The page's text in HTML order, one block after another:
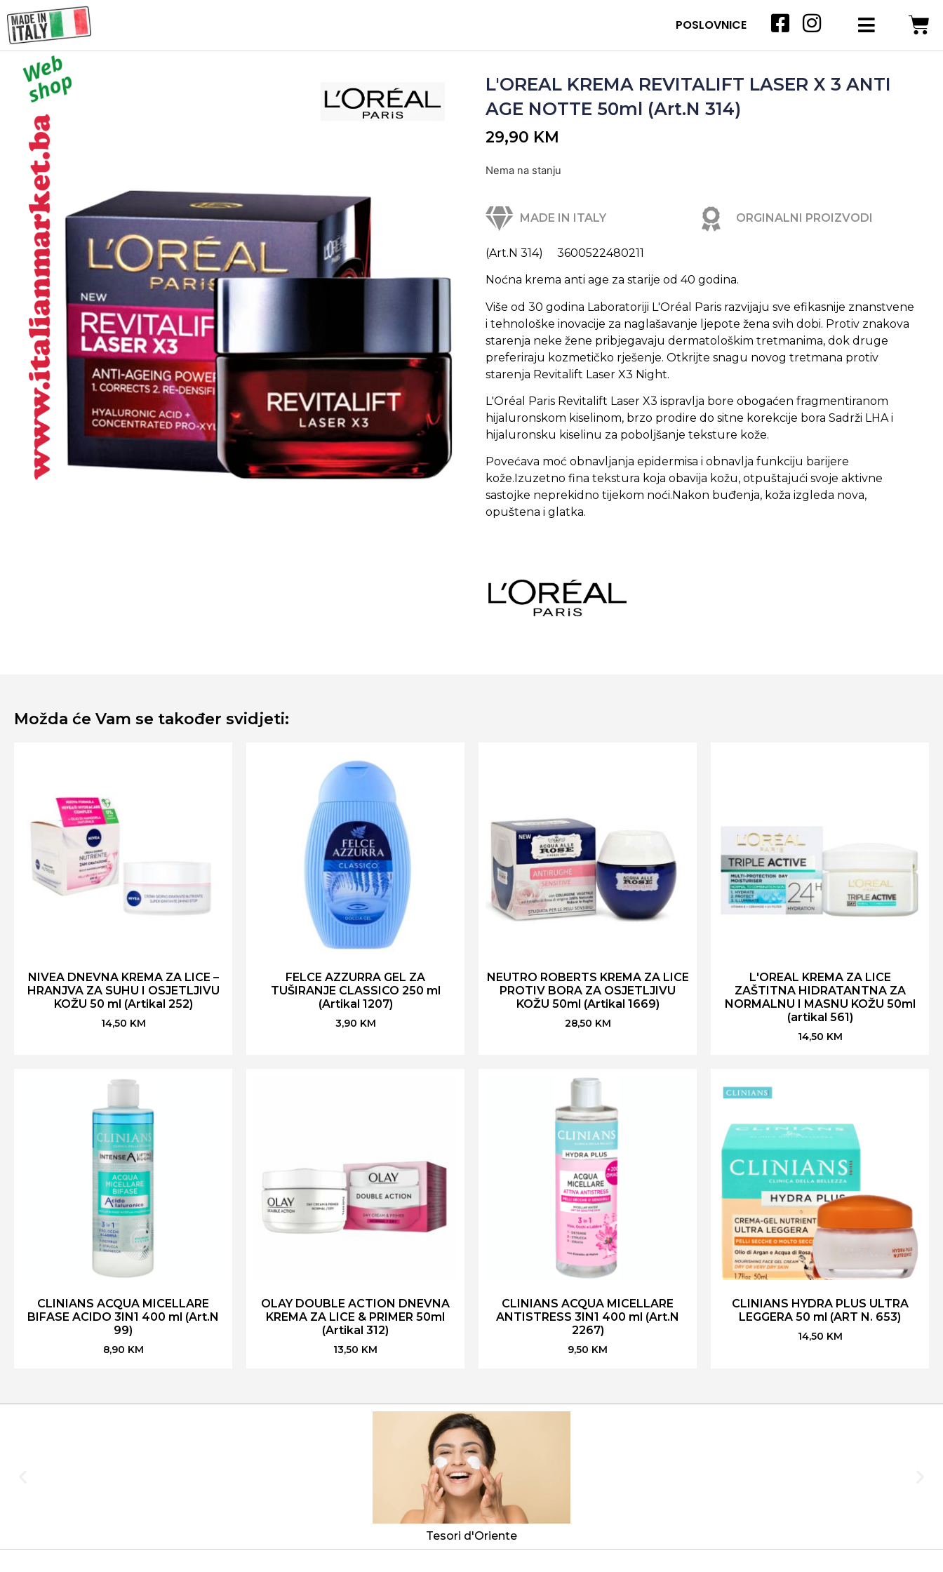
POSLOVNICE
L'OREAL KREMA REVITALIFT LASER X 3 ANTI
AGE NOTTE 50ml (Art.N 314)
29,90 KM
Nema na stanju
MADE IN ITALY ORGINALNI PROIZVODI
(Art.N 314) 3600522480211
Noćna krema anti age za starije od 40 godina.
Više od 30 godina Laboratoriji L'Oréal Paris razvijaju sve efikasnije znanstvene
i tehnološke inovacije za naglašavanje ljepote žena svih dobi. Protiv znakova
starenja neke žene pribjegavaju dermatološkim tretmanima, dok druge
preferiraju kozmetičko rješenje. Otkrijte snagu novog tretmana protiv
starenja Revitalift Laser X3 Night.
L'Oréal Paris Revitalift Laser X3 ispravlja bore obogaćen fragmentiranom
hijaluronskom kiselinom, brzo prodire do sitne korekcije bora Sadrži LHA i
hijaluronsku kiselinu za poboljšanje teksture kože.
Povećava moć obnavljanja epidermisa i obnavlja funkciju barijere
kože.Izuzetno fina tekstura koja obavija kožu, otpuštajući svoje aktivne
sastojke neprekidno tijekom noći.Nakon buđenja, koža izgleda nova,
opuštena i glatka.
Možda će Vam se također svidjeti:
NIVEA DNEVNA KREMA ZA LICE –
HRANJVA ZA SUHU I OSJETLJIVU
KOŽU 50 ml (Artikal 252)
14,50 KM
FELCE AZZURRA GEL ZA
TUŠIRANJE CLASSICO 250 ml
(Artikal 1207)
3,90 KM
NEUTRO ROBERTS KREMA ZA LICE
PROTIV BORA ZA OSJETLJIVU
KOŽU 50ml (Artikal 1669)
28,50 KM
L'OREAL KREMA ZA LICE
ZAŠTITNA HIDRATANTNA ZA
NORMALNU I MASNU KOŽU 50ml
(artikal 561)
14,50 KM
CLINIANS ACQUA MICELLARE
BIFASE ACIDO 3IN1 400 ml (Art.N
99)
8,90 KM
OLAY DOUBLE ACTION DNEVNA
KREMA ZA LICE & PRIMER 50ml
(Artikal 312)
13,50 KM
CLINIANS ACQUA MICELLARE
ANTISTRESS 3IN1 400 ml (Art.N
2267)
9,50 KM
CLINIANS HYDRA PLUS ULTRA
LEGGERA 50 ml (ART N. 653)
14,50 KM
Tesori d'Oriente